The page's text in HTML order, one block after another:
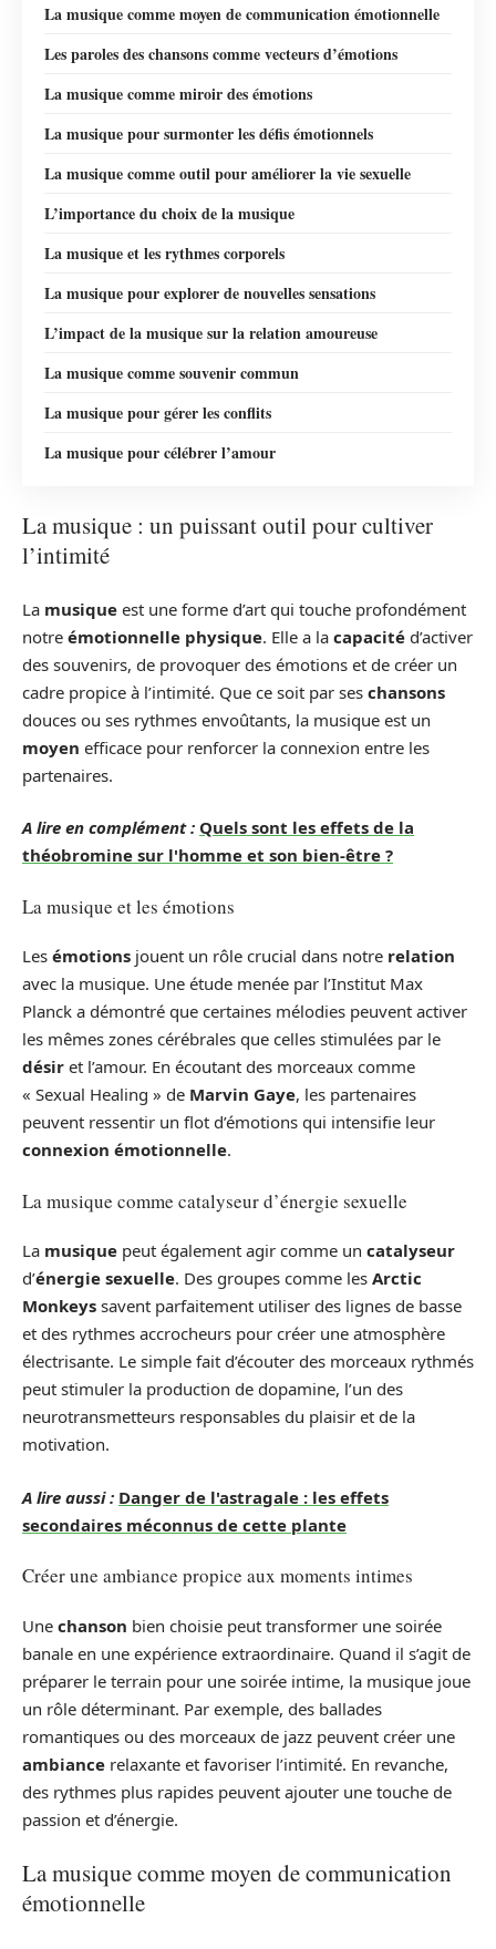
La musique comme moyen de communication émotionnelle
Les paroles des chansons comme vecteurs d’émotions
La musique comme miroir des émotions
La musique pour surmonter les défis émotionnels
La musique comme outil pour améliorer la vie sexuelle
L’importance du choix de la musique
La musique et les rythmes corporels
La musique pour explorer de nouvelles sensations
L’impact de la musique sur la relation amoureuse
La musique comme souvenir commun
La musique pour gérer les conflits
La musique pour célébrer l’amour
La musique : un puissant outil pour cultiver
l’intimité
La musique est une forme d’art qui touche profondément
notre émotionnelle physique. Elle a la capacité d’activer
des souvenirs, de provoquer des émotions et de créer un
cadre propice à l’intimité. Que ce soit par ses chansons
douces ou ses rythmes envoûtants, la musique est un
moyen efficace pour renforcer la connexion entre les
partenaires.
A lire en complément : Quels sont les effets de la
théobromine sur l'homme et son bien-être ?
La musique et les émotions
Les émotions jouent un rôle crucial dans notre relation
avec la musique. Une étude menée par l’Institut Max
Planck a démontré que certaines mélodies peuvent activer
les mêmes zones cérébrales que celles stimulées par le
désir et l’amour. En écoutant des morceaux comme
« Sexual Healing » de Marvin Gaye, les partenaires
peuvent ressentir un flot d’émotions qui intensifie leur
connexion émotionnelle.
La musique comme catalyseur d’énergie sexuelle
La musique peut également agir comme un catalyseur
d’énergie sexuelle. Des groupes comme les Arctic
Monkeys savent parfaitement utiliser des lignes de basse
et des rythmes accrocheurs pour créer une atmosphère
électrisante. Le simple fait d’écouter des morceaux rythmés
peut stimuler la production de dopamine, l’un des
neurotransmetteurs responsables du plaisir et de la
motivation.
A lire aussi : Danger de l'astragale : les effets
secondaires méconnus de cette plante
Créer une ambiance propice aux moments intimes
Une chanson bien choisie peut transformer une soirée
banale en une expérience extraordinaire. Quand il s’agit de
préparer le terrain pour une soirée intime, la musique joue
un rôle déterminant. Par exemple, des ballades
romantiques ou des morceaux de jazz peuvent créer une
ambiance relaxante et favoriser l’intimité. En revanche,
des rythmes plus rapides peuvent ajouter une touche de
passion et d’énergie.
La musique comme moyen de communication
émotionnelle